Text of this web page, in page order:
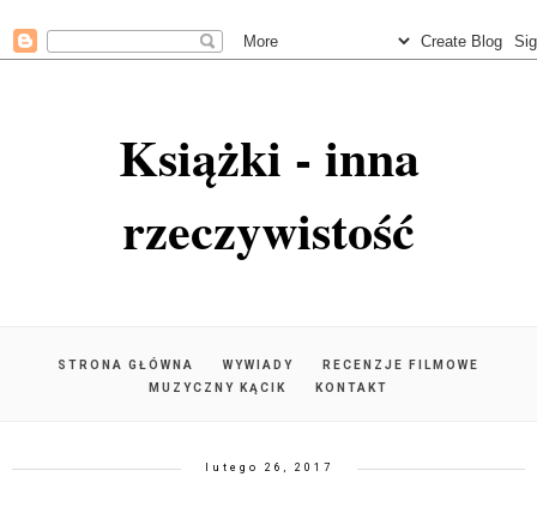
Książki - inna
rzeczywistość
STRONA GŁÓWNA WYWIADY
RECENZJE FILMOWE
MUZYCZNY KĄCIK
KONTAKT
lutego 26, 2017